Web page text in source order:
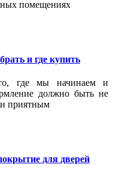
помещениях
и где купить
где мы начинаем и
должно быть не
приятным
для дверей